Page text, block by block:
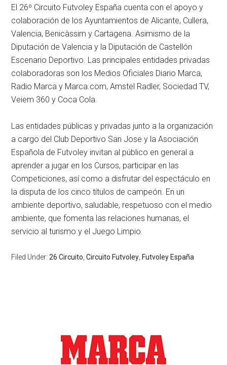
El 26º Circuito Futvoley España cuenta con el apoyo y
colaboración de los Ayuntamientos de Alicante, Cullera,
Valencia, Benicàssim y Cartagena. Asimismo de la
Diputación de Valencia y la Diputación de Castellón
Escenario Deportivo. Las principales entidades privadas
colaboradoras son los Medios Oficiales Diario Marca,
Radio Marca y Marca.com, Amstel Radler, Sociedad TV,
Veiem 360 y Coca Cola.
Las entidades públicas y privadas junto a la organización
a cargo del Club Deportivo San Jose y la Asociación
Española de Futvoley invitan al público en general a
aprender a jugar en los Cursos, participar en las
Competiciones, así como a disfrutar del espectáculo en
la disputa de los cinco títulos de campeón. En un
ambiente deportivo, saludable, respetuoso con el medio
ambiente, que fomenta las relaciones humanas, el
servicio al turismo y el Juego Limpio.
Filed Under:26 Circuito ,Circuito Futvoley Futvoley España